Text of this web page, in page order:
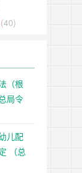
(40)
（根
局令
儿配
（总